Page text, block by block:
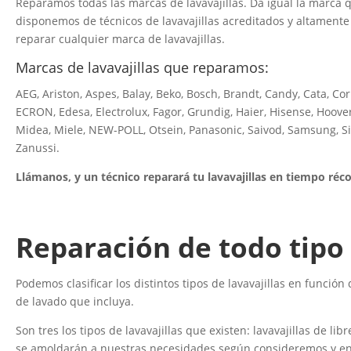
Reparamos todas las marcas de lavavajillas. Da igual la marca
disponemos de técnicos de lavavajillas acreditados y
reparar cualquier marca de lavavajillas.
Marcas de lavavajillas que reparamos:
AEG, Ariston, Aspes, Balay, Beko, Bosch, Brandt, Candy, Cata,
ECRON, Edesa, Electrolux, Fagor, Grundig, Haier, Hisense,
Midea, Miele, NEW-POLL, Otsein, Panasonic, Saivod, Samsung,
Zanussi.
Llámanos, y un técnico reparará tu lavavajillas en tiempo
Reparación de todo
Podemos clasificar los distintos tipos de lavavajillas en
de lavado que incluya.
Son tres los tipos de lavavajillas que existen: lavavajillas de